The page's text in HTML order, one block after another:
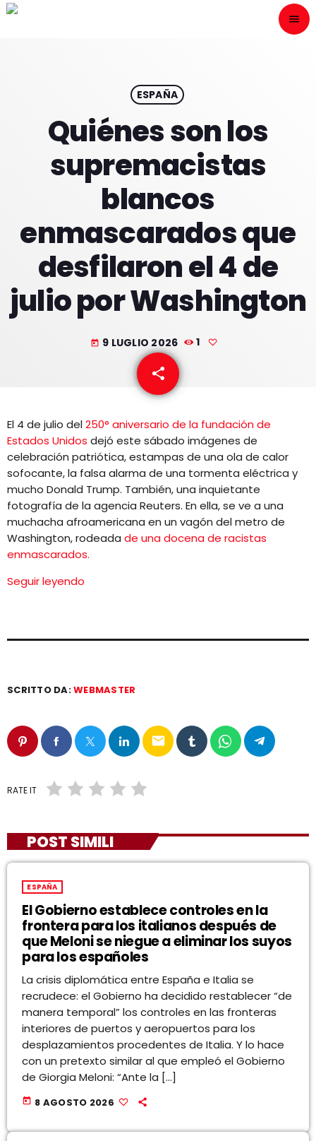
menu
ONAIR
HOME
PROGRAMACION
NUESTRAS FRECUENCIAS
ESPAÑA
Quiénes son los
supremacistas
blancos
enmascarados que
desfilaron el 4 de
julio por Washington
today 9 LUGLIO 2026 1
share
email
El 4 de julio del250° aniversario de la fundación de
Estados Unidos dejó este sábado imágenes de
celebración patriótica, estampas de una ola de calor
sofocante, la falsa alarma de una tormenta eléctrica y
mucho Donald Trump. También, una inquietante
fotografía de la agencia Reuters. En ella, se ve a una
muchacha afroamericana en un vagón del metro de
Washington, rodeada de una docena de racistas
enmascarados.
Seguir leyendo
SCRITTO DA:WEBMASTER
email
RATE IT
POST SIMILI
ESPAÑA
El Gobierno establece controles en la
frontera para los italianos después de
que Meloni se niegue a eliminar los suyos
para los españoles
La crisis diplomática entre España e Italia se
recrudece: el Gobierno ha decidido restablecer “de
manera temporal” los controles en las fronteras
interiores de puertos y aeropuertos para los
desplazamientos procedentes de Italia. Y lo hace
con un pretexto similar al que empleó el Gobierno
de Giorgia Meloni: “Ante la […]
today 8 AGOSTO 2026